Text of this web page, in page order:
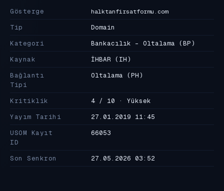
Gösterge halktanfirsatformu.com
Tip
Domain
Kategori
Bankacılık - Oltalama (BP)
Kaynak
İHBAR (IH)
Bağlantı
Tipi
Oltalama (PH)
Kritiklik
4 / 10 · Yüksek
Yayım Tarihi
27.01.2019 11:45
USOM Kayıt
ID
66053
Son Senkron 27.05.2026 03:52